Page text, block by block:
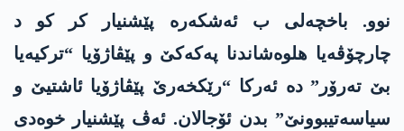
نوو. باخچەلی ب ئەشکەرە پێشنیار کر کو د
چارچۆڤەیا ھلوەشاندنا پەکەکێ و پێڤاژۆیا “ترکیەیا
بێ تەرۆر” دە ئەرکا “رێکخەرێ پێڤاژۆیا ئاشتیێ و
سیاسەتیبوونێ” بدن ئۆجالان. ئەڤ پێشنیار خوەدی